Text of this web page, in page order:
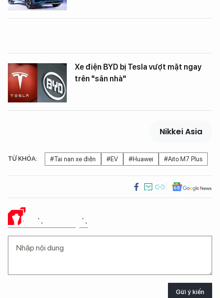
Xe điện BYD bị Tesla vượt mặt ngay
trên "sân nhà"
Nikkei Asia
TỪ KHÓA: #Tai nạn xe điện #EV #Huawei #Aito M7 Plus
Ý KIẾN CỦA BẠN
Gửi ý kiến